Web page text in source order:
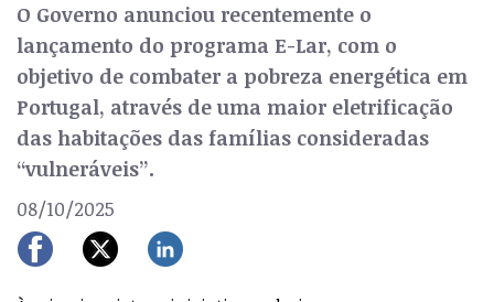
O Governo anunciou recentemente o
lançamento do programa E-Lar, com o
objetivo de combater a pobreza energética em
Portugal, através de uma maior eletrificação
das habitações das famílias consideradas
“vulneráveis”.
08/10/2025